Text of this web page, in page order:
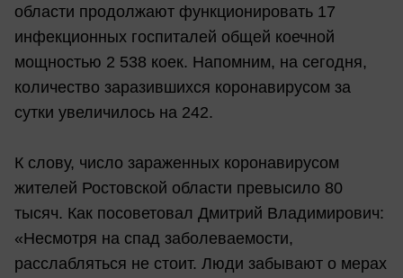
области продолжают функционировать 17
инфекционных госпиталей общей коечной
мощностью 2 538 коек. Напомним, на сегодня,
количество заразившихся коронавирусом за
сутки увеличилось на 242.
К слову, число зараженных коронавирусом
жителей Ростовской области превысило 80
тысяч. Как посоветовал Дмитрий Владимирович:
«Несмотря на спад заболеваемости,
расслабляться не стоит. Люди забывают о мерах